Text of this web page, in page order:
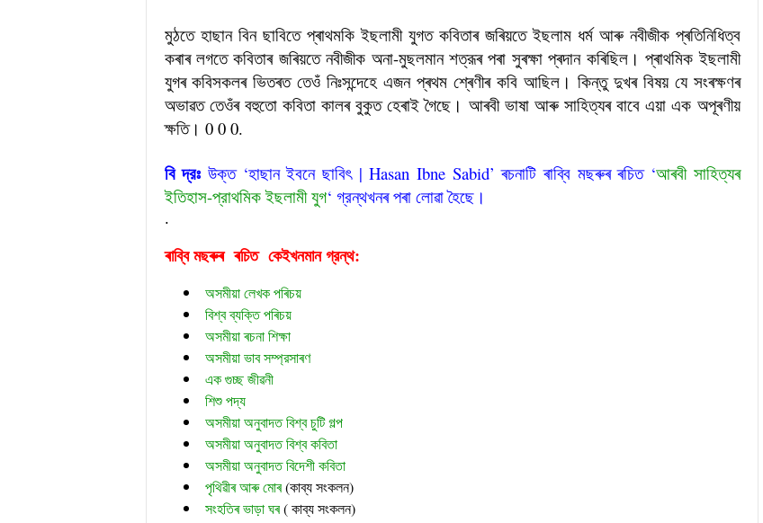
মুঠতে হাছান বিন ছাবিতে প্ৰাথমকি ইছলামী যুগত কবিতাৰ জৰিয়তে ইছলাম ধৰ্ম আৰু নবীজীক প্ৰতিনিধিত্ব
কৰাৰ লগতে কবিতাৰ জৰিয়তে নবীজীক অনা-মুছলমান শত্রূৰ পৰা সুৰক্ষা প্ৰদান কৰিছিল। প্ৰাথমিক ইছলামী
যুগৰ কবিসকলৰ ভিতৰত তেওঁ নিঃসন্দেহে এজন প্ৰথম শ্ৰেণীৰ কবি আছিল। কিন্তু দুখৰ বিষয় যে সংৰক্ষণৰ
অভাৱত তেওঁৰ বহুতো কবিতা কালৰ বুকুত হেৰাই গৈছে। আৰবী ভাষা আৰু সাহিত্যৰ বাবে এয়া এক অপূৰণীয়
ক্ষতি। 0 0 0.
বি দ্রঃ উক্ত ‘হাছান ইবনে ছাবিৎ | Hasan Ibne Sabid’ ৰচনাটি ৰাব্বি মছৰুৰ ৰচিত ‘আৰবী সাহিত্যৰ
ইতিহাস-প্রাথমিক ইছলামী যুগ‘ গ্রন্থখনৰ পৰা লোৱা হৈছে।
.
ৰাব্বি মছৰুৰ  ৰচিত কেইখনমান গ্রন্থ:
অসমীয়া লেখক পৰিচয়
বিশ্ব ব্যক্তি পৰিচয়
অসমীয়া ৰচনা শিক্ষা
অসমীয়া ভাব সম্প্রসাৰণ
এক গুচ্ছ জীৱনী
শিশু পদ্য
অসমীয়া অনুবাদত বিশ্ব চুটি গল্প
অসমীয়া অনুবাদত বিশ্ব কবিতা
অসমীয়া অনুবাদত বিদেশী কবিতা
পৃথিৱীৰ আৰু মোৰ (কাব্য সংকলন)
সংহতিৰ ভাড়া ঘৰ ( কাব্য সংকলন)